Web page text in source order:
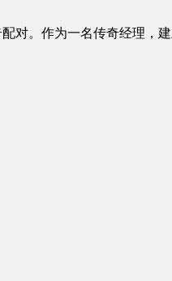
对。作为一名传奇经理，